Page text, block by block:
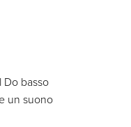
Do basso
un suono